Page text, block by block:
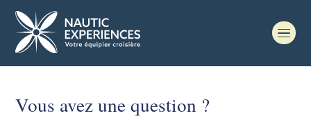
Vous avez une question ?